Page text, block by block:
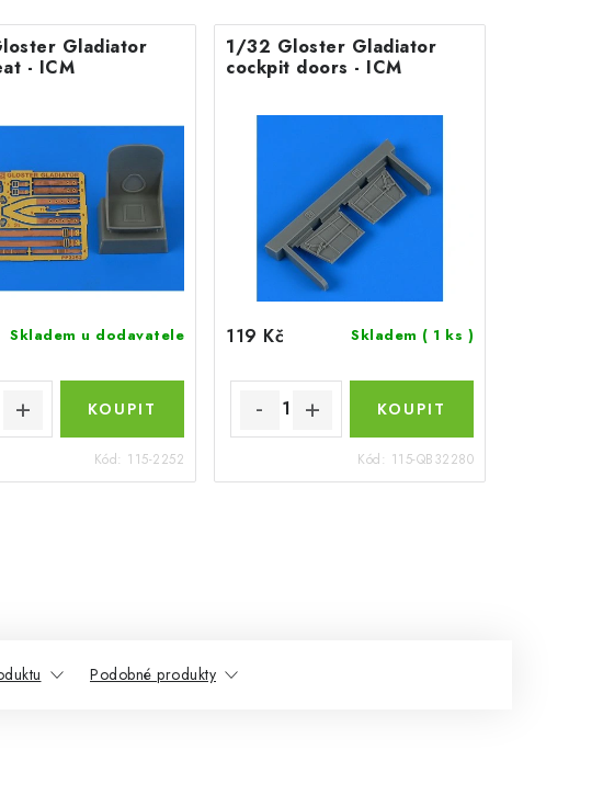
Gladiator
- ICM
Skladem u dodavatele
Kód: 115-2252
1/32 Gloster Gladiator
cockpit doors - ICM
119 Kč Skladem ( 1 ks )
Kód: 115-QB32280
Podobné produkty